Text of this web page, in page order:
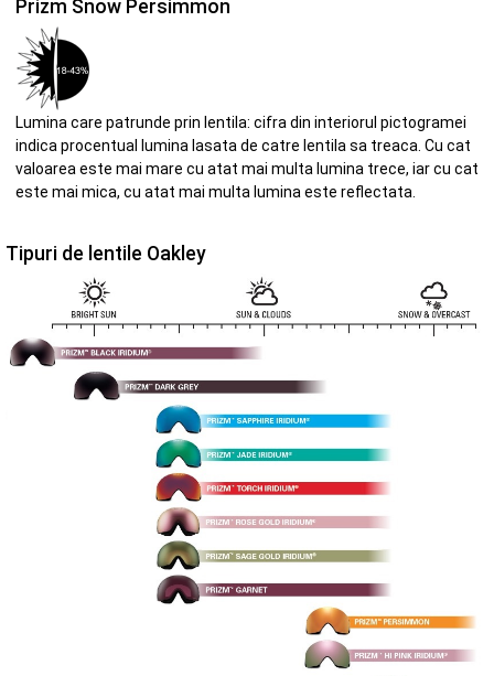
Prizm Snow Persimmon
Lumina care patrunde prin lentila: cifra din interiorul pictogramei
indica procentual lumina lasata de catre lentila sa treaca. Cu cat
valoarea este mai mare cu atat mai multa lumina trece, iar cu cat
este mai mica, cu atat mai multa lumina este reflectata.
Tipuri de lentile Oakley